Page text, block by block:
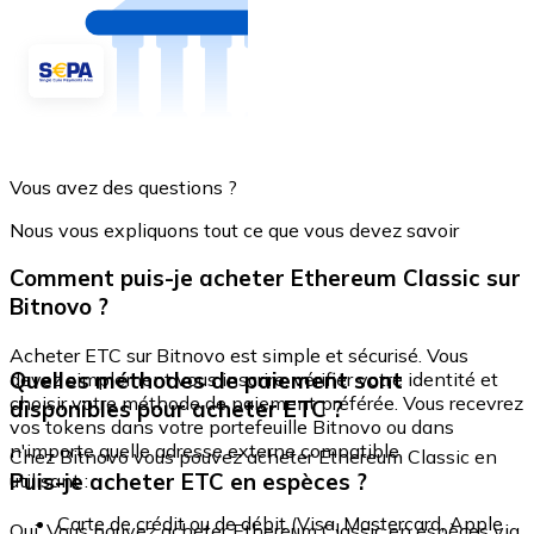
Vous avez des questions ?
Nous vous expliquons tout ce que vous devez savoir
Comment puis-je acheter Ethereum Classic sur
Bitnovo ?
Acheter ETC sur Bitnovo est simple et sécurisé. Vous
devez simplement vous inscrire, vérifier votre identité et
choisir votre méthode de paiement préférée. Vous recevrez
vos tokens dans votre portefeuille Bitnovo ou dans
n'importe quelle adresse externe compatible.
Quelles méthodes de paiement sont
disponibles pour acheter ETC ?
Chez Bitnovo vous pouvez acheter Ethereum Classic en
utilisant :
Carte de crédit ou de débit (Visa, Mastercard, Apple
Puis-je acheter ETC en espèces ?